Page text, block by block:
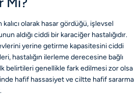
olarak hasar gördüğü, işlevsel
aldığı ciddi bir karaciğer hastalığıdır.
yerine getirme kapasitesini ciddi
hastalığın ilerleme derecesine bağlı
belirtileri genellikle fark edilmesi zor olsa
hafif hassasiyet ve ciltte hafif sararma